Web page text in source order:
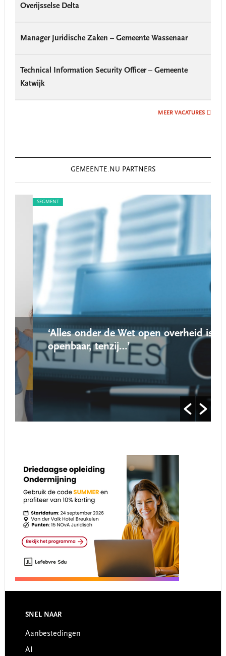
Overijsselse Delta
Manager Juridische Zaken – Gemeente Wassenaar
Technical Information Security Officer – Gemeente
Katwijk
MEER VACATURES
GEMEENTE.NU PARTNERS
SEGMENT
‘Alles onder de Wet open overheid is
openbaar, tenzij…’
Footer
SNEL NAAR
Aanbestedingen
AI